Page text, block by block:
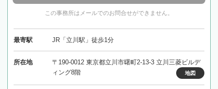
この事務所はメールでのお問合せができません。
最寄駅 JR「立川駅」徒歩1分
所在地
〒190-0012 東京都立川市曙町2-13-3 立川三菱ビルデ
ィング8階
地図